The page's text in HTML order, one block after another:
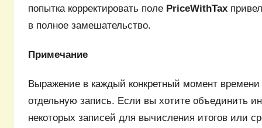
попытка корректировать поле PriceWithTax
в полное замешательство.
Примечание
Выражение в каждый конкретный момент времени
отдельную запись. Если вы хотите объединить
некоторых записей для вычисления итогов или